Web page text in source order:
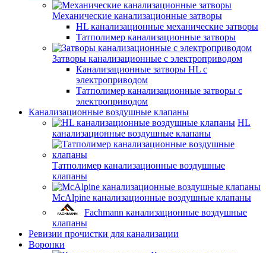
Механические канализационные затворы
HL канализационные механические затворы
Татполимер канализационные затворы
Затворы канализационные с электроприводом
Канализационные затворы HL с
электроприводом
Татполимер канализационные затворы с
электроприводом
Канализационные воздушные клапаны
HL
канализационные воздушные клапаны
Татполимер канализационные воздушные
клапаны
McAlpine канализационные воздушные клапаны
Fachmann канализационные воздушные
клапаны
Ревизии прочистки для канализации
Воронки